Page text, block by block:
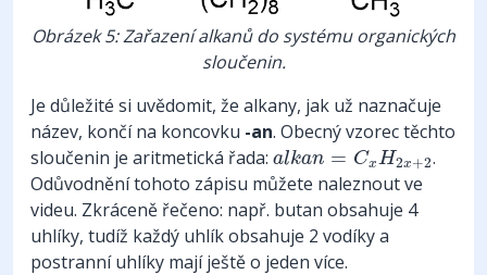
Obrázek 5: Zařazení alkanů do systému organických
sloučenin.
Je důležité si uvědomit, že alkany, jak už naznačuje
název, končí na koncovku -an. Obecný vzorec těchto
sloučenin je aritmetická řada: alkan = CxH2x+2
alkan= CxH2x +2 .
Odůvodnění tohoto zápisu můžete naleznout ve
videu. Zkráceně řečeno: např. butan obsahuje 4
uhlíky, tudíž každý uhlík obsahuje 2 vodíky a
postranní uhlíky mají ještě o jeden více.